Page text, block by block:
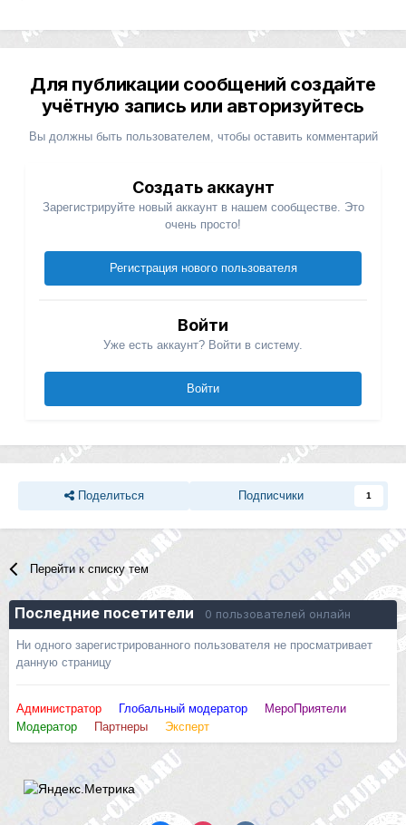
Для публикации сообщений создайте
учётную запись или авторизуйтесь
Вы должны быть пользователем, чтобы оставить комментарий
Создать аккаунт
Зарегистрируйте новый аккаунт в нашем сообществе. Это
очень просто!
Регистрация нового пользователя
Войти
Уже есть аккаунт? Войти в систему.
Войти
Поделиться Подписчики 1
Перейти к списку тем
Последние посетители 0 пользователей онлайн
Ни одного зарегистрированного пользователя не просматривает
данную страницу
Администратор Глобальный модератор
МероПриятели
Модератор
Партнеры Эксперт